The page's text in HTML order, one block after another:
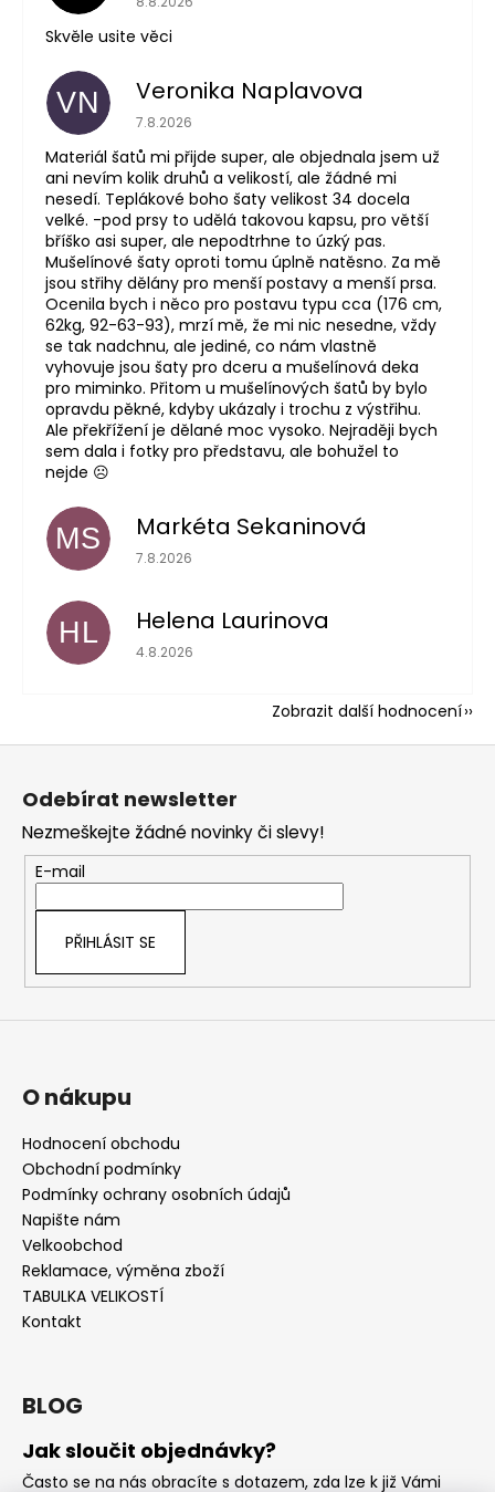
Skvěle usite věci
VN Veronika Naplavova
Hodnocení obchodu je 4 z 5 hvězdiček.
7.8.2026
Materiál šatů mi přijde super, ale objednala jsem už
ani nevím kolik druhů a velikostí, ale žádné mi
nesedí. Teplákové boho šaty velikost 34 docela
velké. -pod prsy to udělá takovou kapsu, pro větší
bříško asi super, ale nepodtrhne to úzký pas.
Mušelínové šaty oproti tomu úplně natěsno. Za mě
jsou střihy dělány pro menší postavy a menší prsa.
Ocenila bych i něco pro postavu typu cca (176 cm,
62kg, 92-63-93), mrzí mě, že mi nic nesedne, vždy
se tak nadchnu, ale jediné, co nám vlastně
vyhovuje jsou šaty pro dceru a mušelínová deka
pro miminko. Přitom u mušelínových šatů by bylo
opravdu pěkné, kdyby ukázaly i trochu z výstřihu.
Ale překřížení je dělané moc vysoko. Nejraději bych
sem dala i fotky pro představu, ale bohužel to
nejde ☹️
MS Markéta Sekaninová
Hodnocení obchodu je 5 z 5 hvězdiček.
7.8.2026
HL Helena Laurinova
Hodnocení obchodu je 5 z 5 hvězdiček.
4.8.2026
Zobrazit další hodnocení
Odebírat newsletter
Nezmeškejte žádné novinky či slevy!
E-mail
PŘIHLÁSIT SE
O nákupu
Hodnocení obchodu
Obchodní podmínky
Podmínky ochrany osobních údajů
Napište nám
Velkoobchod
Reklamace, výměna zboží
TABULKA VELIKOSTÍ
Kontakt
BLOG
Jak sloučit objednávky?
Často se na nás obracíte s dotazem, zda lze k již Vámi